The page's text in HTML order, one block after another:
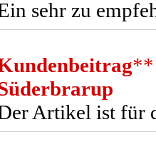
sehr zu
**
Artikel ist für